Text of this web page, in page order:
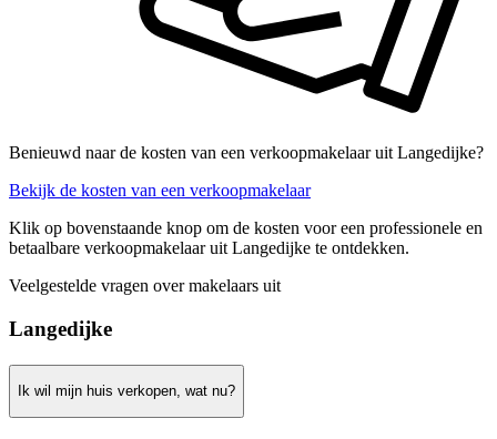
Benieuwd naar de kosten van een verkoopmakelaar uit Langedijke?
Bekijk de kosten van een verkoopmakelaar
Klik op bovenstaande knop om de kosten voor een professionele en
betaalbare verkoopmakelaar uit Langedijke te ontdekken.
Veelgestelde vragen over makelaars uit
Langedijke
Ik wil mijn huis verkopen, wat nu?